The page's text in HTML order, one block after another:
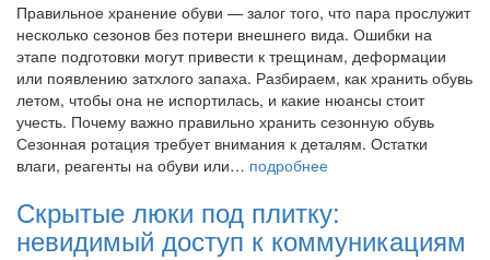
Правильное хранение обуви — залог того, что пара прослужит
несколько сезонов без потери внешнего вида. Ошибки на
этапе подготовки могут привести к трещинам, деформации
или появлению затхлого запаха. Разбираем, как хранить обувь
летом, чтобы она не испортилась, и какие нюансы стоит
учесть. Почему важно правильно хранить сезонную обувь
Сезонная ротация требует внимания к деталям. Остатки
влаги, реагенты на обуви или… подробнее
Скрытые люки под плитку:
невидимый доступ к коммуникациям